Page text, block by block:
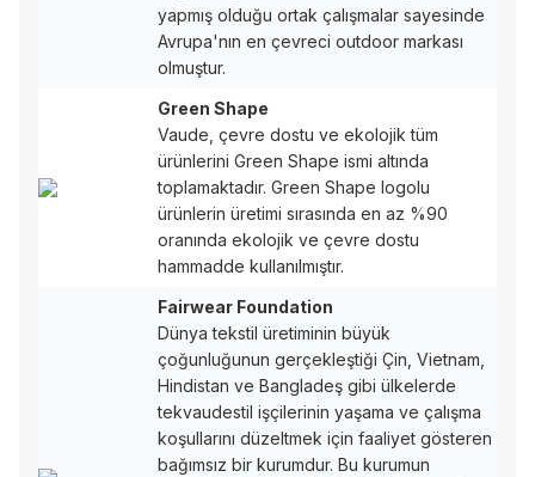
yapmış olduğu ortak çalışmalar sayesinde
Avrupa'nın en çevreci outdoor markası
olmuştur.
Green Shape
Vaude, çevre dostu ve ekolojik tüm
ürünlerini Green Shape ismi altında
toplamaktadır. Green Shape logolu
ürünlerin üretimi sırasında en az %90
oranında ekolojik ve çevre dostu
hammadde kullanılmıştır.
Fairwear Foundation
Dünya tekstil üretiminin büyük
çoğunluğunun gerçekleştiği Çin, Vietnam,
Hindistan ve Bangladeş gibi ülkelerde
tekvaudestil işçilerinin yaşama ve çalışma
koşullarını düzeltmek için faaliyet gösteren
bağımsız bir kurumdur. Bu kurumun